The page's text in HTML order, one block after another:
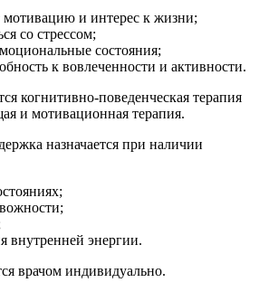
мотивацию и интерес к жизни;
со стрессом;
состояния;
к вовлеченности и активности.
когнитивно-поведенческая терапия
и мотивационная терапия.
назначается при наличии
внутренней энергии.
врачом индивидуально.